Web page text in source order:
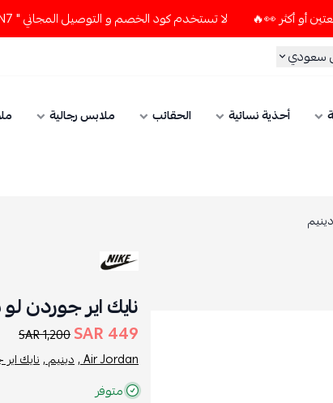
لا تستخدم كود الخصم و التوصيل المجاني " N7 " إلا إذا طلبت قطعتين أو أكثر 👀🔥
سعودي
أحذية نسائية الحقائب ملابس رجالية
نايك اير جوردن
449 SAR
1,200 SAR
Air Jordan , دينيم ,نايك
متوفر